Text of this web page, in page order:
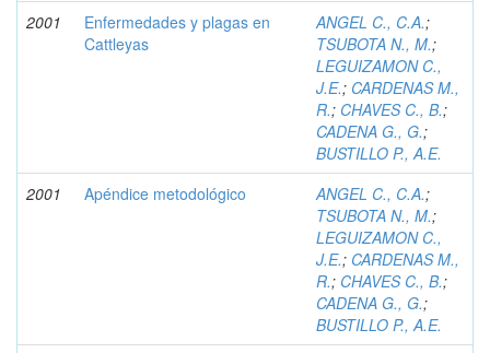
2001
Enfermedades y plagas en
Cattleyas
ANGEL C., C.A.;
TSUBOTA N., M.;
LEGUIZAMON C.,
J.E.; CARDENAS M.,
R.; CHAVES C., B.;
CADENA G., G.;
BUSTILLO P., A.E.
2001
Apéndice metodológico ANGEL C., C.A.;
TSUBOTA N., M.;
LEGUIZAMON C.,
J.E.; CARDENAS M.,
R.; CHAVES C., B.;
CADENA G., G.;
BUSTILLO P., A.E.